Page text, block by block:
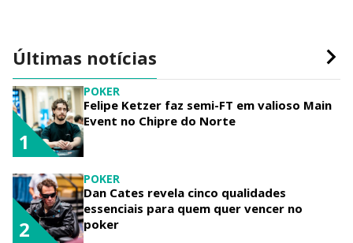
Últimas notícias
POKER
Felipe Ketzer faz semi-FT em valioso Main
Event no Chipre do Norte
1
POKER
Dan Cates revela cinco qualidades
essenciais para quem quer vencer no
poker
2